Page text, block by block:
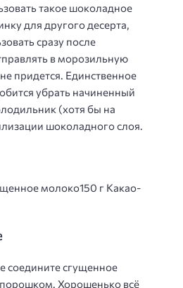
такое шоколадное
для другого десерта,
сразу после
в морозильную
придется. Единственное
убрать начиненный
(хотя бы на
шоколадного слоя.
молоко150 г Какао-
соедините сгущенное
Хорошенько всё